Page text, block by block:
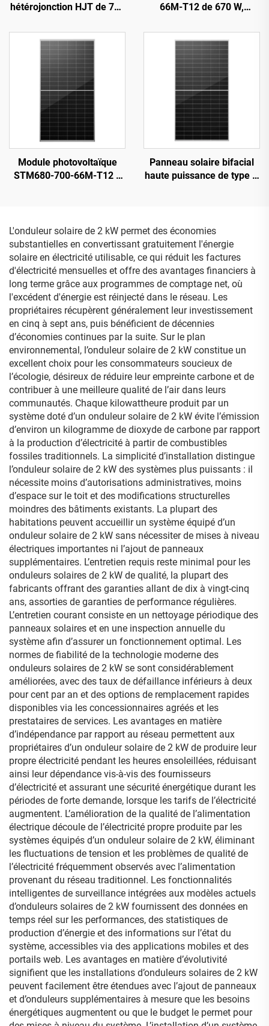
hétérojonction HJT de 720
740-66M-T12H,
rendement de 23,82 %
66M-T12 de 670 W,
garantie de 25 ans
Module photovoltaïque
STM680-700-66M-T12 à
Panneau solaire bifacial
haute puissance de type N
rendement optimal
L'onduleur solaire de 2 kW permet des économies
substantielles en convertissant gratuitement l'énergie
solaire en électricité utilisable, ce qui réduit les factures
d'électricité mensuelles et offre des avantages financiers à
long terme grâce aux programmes de comptage net, où
l'excédent d'énergie est réinjecté dans le réseau. Les
propriétaires récupèrent généralement leur investissement
en cinq à sept ans, puis bénéficient de décennies
d’économies continues par la suite. Sur le plan
environnemental, l’onduleur solaire de 2 kW constitue un
excellent choix pour les consommateurs soucieux de
l’écologie, désireux de réduire leur empreinte carbone et de
contribuer à une meilleure qualité de l’air dans leurs
communautés. Chaque kilowattheure produit par un
système doté d’un onduleur solaire de 2 kW évite l’émission
d’environ un kilogramme de dioxyde de carbone par rapport
à la production d’électricité à partir de combustibles
fossiles traditionnels. La simplicité d’installation distingue
l’onduleur solaire de 2 kW des systèmes plus puissants : il
nécessite moins d’autorisations administratives, moins
d’espace sur le toit et des modifications structurelles
moindres des bâtiments existants. La plupart des
habitations peuvent accueillir un système équipé d’un
onduleur solaire de 2 kW sans nécessiter de mises à niveau
électriques importantes ni l’ajout de panneaux
supplémentaires. L’entretien requis reste minimal pour les
onduleurs solaires de 2 kW de qualité, la plupart des
fabricants offrant des garanties allant de dix à vingt-cinq
ans, assorties de garanties de performance régulières.
L’entretien courant consiste en un nettoyage périodique des
panneaux solaires et en une inspection annuelle du
système afin d’assurer un fonctionnement optimal. Les
normes de fiabilité de la technologie moderne des
onduleurs solaires de 2 kW se sont considérablement
améliorées, avec des taux de défaillance inférieurs à deux
pour cent par an et des options de remplacement rapides
disponibles via les concessionnaires agréés et les
prestataires de services. Les avantages en matière
d’indépendance par rapport au réseau permettent aux
propriétaires d’un onduleur solaire de 2 kW de produire leur
propre électricité pendant les heures ensoleillées, réduisant
ainsi leur dépendance vis-à-vis des fournisseurs
d’électricité et assurant une sécurité énergétique durant les
périodes de forte demande, lorsque les tarifs de l’électricité
augmentent. L’amélioration de la qualité de l’alimentation
électrique découle de l’électricité propre produite par les
systèmes équipés d’un onduleur solaire de 2 kW, éliminant
les fluctuations de tension et les problèmes de qualité de
l’électricité fréquemment observés avec l’alimentation
provenant du réseau traditionnel. Les fonctionnalités
intelligentes de surveillance intégrées aux modèles actuels
d’onduleurs solaires de 2 kW fournissent des données en
temps réel sur les performances, des statistiques de
production d’énergie et des informations sur l’état du
système, accessibles via des applications mobiles et des
portails web. Les avantages en matière d’évolutivité
signifient que les installations d’onduleurs solaires de 2 kW
peuvent facilement être étendues avec l’ajout de panneaux
et d’onduleurs supplémentaires à mesure que les besoins
énergétiques augmentent ou que le budget le permet pour